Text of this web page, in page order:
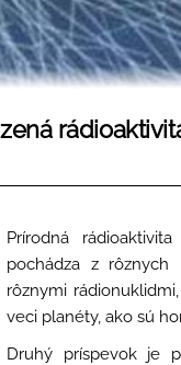
Prírodná
pochádza z rôznych
rôznymi
veci planéty, ako sú
Druhý príspevok je